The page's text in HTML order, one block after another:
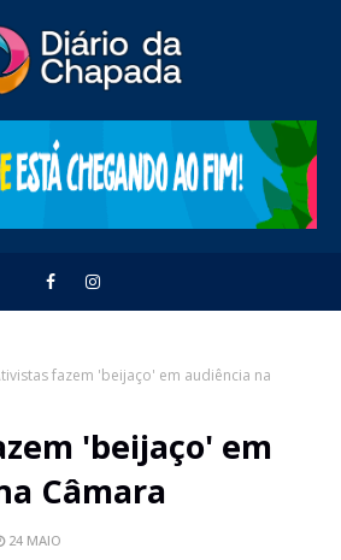
fazem 'beijaço' em audiência na
'beijaço' em
Câmara
24 MAIO